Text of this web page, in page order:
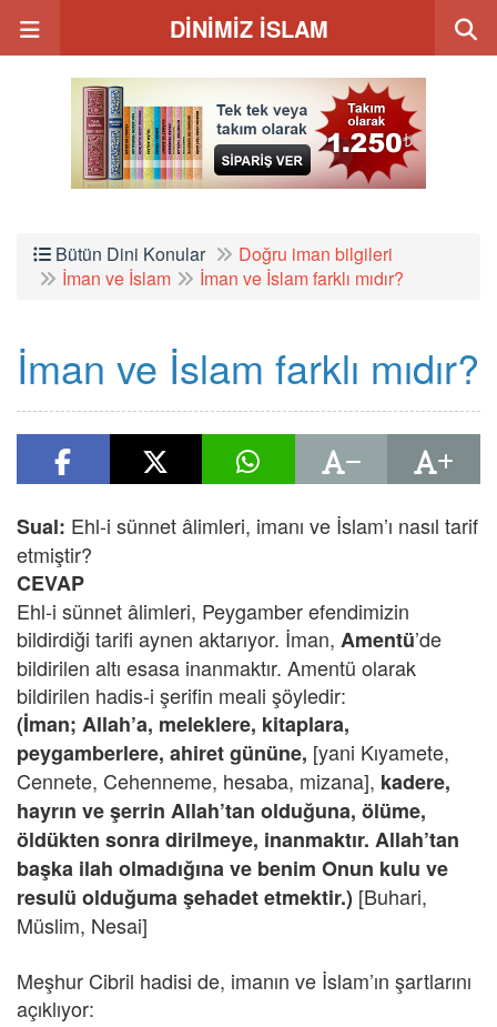
DİNİMİZ İSLAM
Bütün Dini Konular
Doğru iman bilgileri
İman ve İslam
İman ve İslam farklı mıdır?
İman ve İslam farklı mıdır?
Sual: Ehl-i sünnet âlimleri, imanı ve İslam’ı nasıl tarif
etmiştir?
CEVAP
Ehl-i sünnet âlimleri, Peygamber efendimizin
bildirdiği tarifi aynen aktarıyor. İman, Amentü’de
bildirilen altı esasa inanmaktır. Amentü olarak
bildirilen hadis-i şerifin meali şöyledir:
(İman; Allah’a, meleklere, kitaplara,
peygamberlere, ahiret gününe, [yani Kıyamete,
Cennete, Cehenneme, hesaba, mizana], kadere,
hayrın ve şerrin Allah’tan olduğuna, ölüme,
öldükten sonra dirilmeye, inanmaktır. Allah’tan
başka ilah olmadığına ve benim Onun kulu ve
resulü olduğuma şehadet etmektir.) [Buhari,
Müslim, Nesai]
Meşhur Cibril hadisi de, imanın ve İslam’ın şartlarını
açıklıyor: